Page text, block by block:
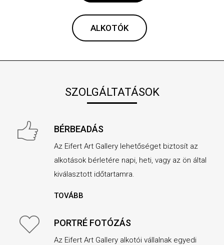
ALKOTÓK
SZOLGÁLTATÁSOK
BÉRBEADÁS
Az Eifert Art Gallery lehetőséget biztosít az
alkotások bérletére napi, heti, vagy az ön által
kiválasztott időtartamra.
TOVÁBB
PORTRÉ FOTÓZÁS
Az Eifert Art Gallery alkotói vállalnak egyedi